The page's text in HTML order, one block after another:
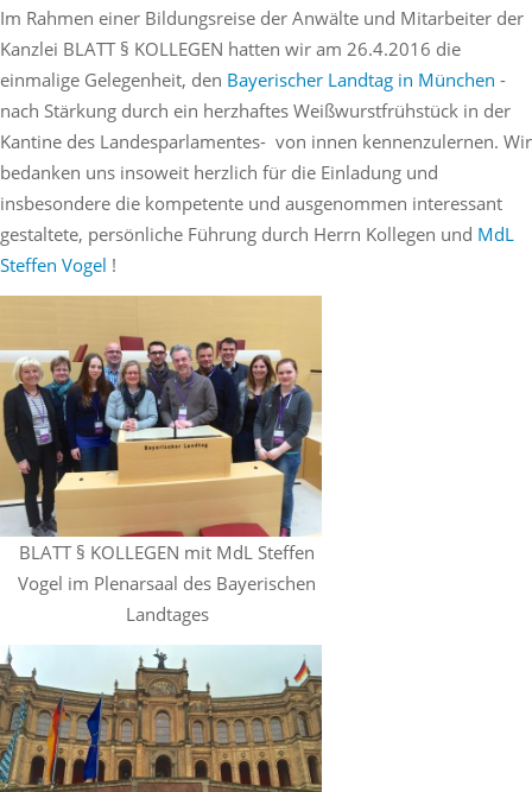
§
Kollegen
in
Römhild
7.10.2016
Im Rahmen einer Bildungsreise der Anwälte und Mitarbeiter der
Kanzlei BLATT § KOLLEGEN hatten wir am 26.4.2016 die
einmalige Gelegenheit, den Bayerischer Landtag in München -
nach Stärkung durch ein herzhaftes Weißwurstfrühstück in der
Kantine des Landesparlamentes- von innen kennenzulernen. Wir
bedanken uns insoweit herzlich für die Einladung und
insbesondere die kompetente und ausgenommen interessant
gestaltete, persönliche Führung durch Herrn Kollegen und MdL
Steffen Vogel !
BLATT § KOLLEGEN mit MdL Steffen
Vogel im Plenarsaal des Bayerischen
Landtages